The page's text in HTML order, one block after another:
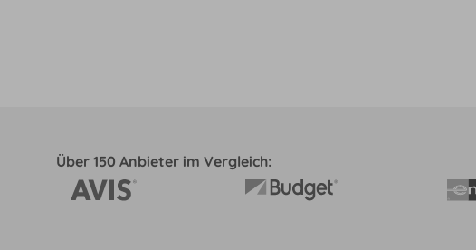
Über 150 Anbieter im Vergleich: